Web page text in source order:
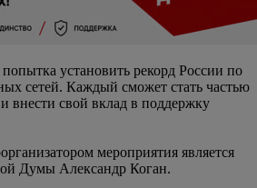
установить рекорд России по
сетей. Каждый сможет стать частью
внести свой вклад в поддержку
мероприятия является
Думы Александр Коган.